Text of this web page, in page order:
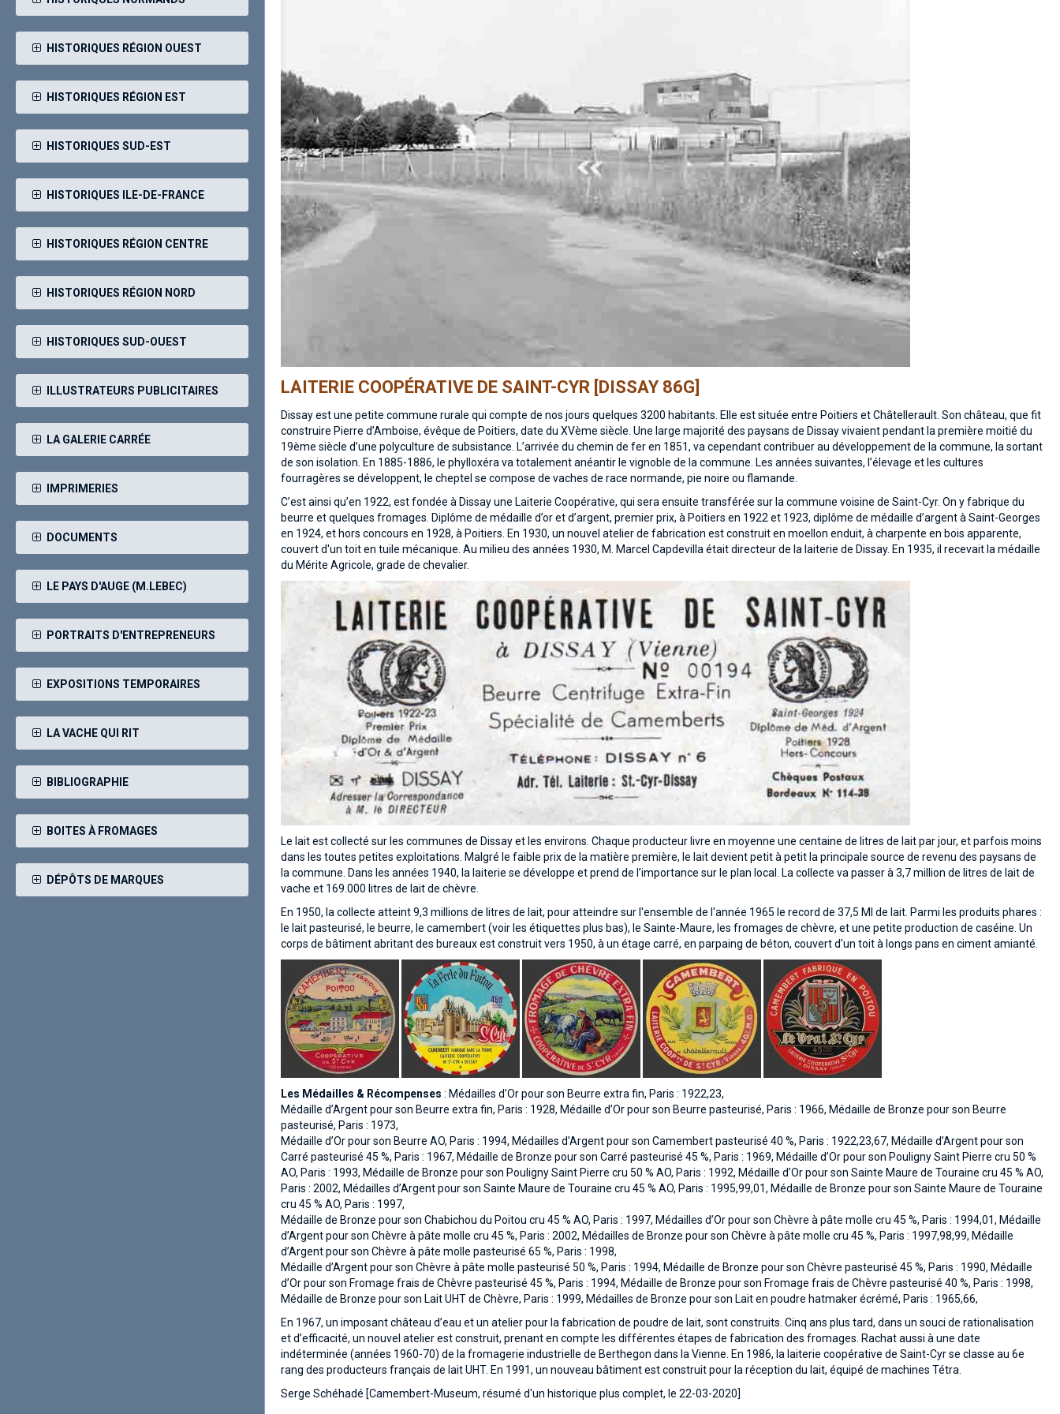
LAITERIE COOPÉRATIVE DE SAINT-CYR [DISSAY 86G]
Dissay est une petite commune rurale qui compte de nos jours quelques 3200 habitants. Elle est située entre Poitiers et Châtellerault. Son château, que fit
construire Pierre d’Amboise, évêque de Poitiers, date du XVème siècle. Une large majorité des paysans de Dissay vivaient pendant la première moitié du
19ème siècle d’une polyculture de subsistance. L’arrivée du chemin de fer en 1851, va cependant contribuer au développement de la commune, la sortant
de son isolation. En 1885-1886, le phylloxéra va totalement anéantir le vignoble de la commune. Les années suivantes, l’élevage et les cultures
fourragères se développent, le cheptel se compose de vaches de race normande, pie noire ou flamande.
C’est ainsi qu’en 1922, est fondée à Dissay une Laiterie Coopérative, qui sera ensuite transférée sur la commune voisine de Saint-Cyr. On y fabrique du
beurre et quelques fromages. Diplôme de médaille d’or et d’argent, premier prix, à Poitiers en 1922 et 1923, diplôme de médaille d’argent à Saint-Georges
en 1924, et hors concours en 1928, à Poitiers. En 1930, un nouvel atelier de fabrication est construit en moellon enduit, à charpente en bois apparente,
couvert d'un toit en tuile mécanique. Au milieu des années 1930, M. Marcel Capdevilla était directeur de la laiterie de Dissay. En 1935, il recevait la médaille
du Mérite Agricole, grade de chevalier.
Le lait est collecté sur les communes de Dissay et les environs. Chaque producteur livre en moyenne une centaine de litres de lait par jour, et parfois moins
dans les toutes petites exploitations. Malgré le faible prix de la matière première, le lait devient petit à petit la principale source de revenu des paysans de
la commune. Dans les années 1940, la laiterie se développe et prend de l’importance sur le plan local. La collecte va passer à 3,7 million de litres de lait de
vache et 169.000 litres de lait de chèvre.
En 1950, la collecte atteint 9,3 millions de litres de lait, pour atteindre sur l'ensemble de l'année 1965 le record de 37,5 Ml de lait. Parmi les produits phares :
le lait pasteurisé, le beurre, le camembert (voir les étiquettes plus bas), le Sainte-Maure, les fromages de chèvre, et une petite production de caséine. Un
corps de bâtiment abritant des bureaux est construit vers 1950, à un étage carré, en parpaing de béton, couvert d'un toit à longs pans en ciment amianté.
Les Médailles & Récompenses : Médailles d’Or pour son Beurre extra fin, Paris : 1922,23,
Médaille d’Argent pour son Beurre extra fin, Paris : 1928, Médaille d’Or pour son Beurre pasteurisé, Paris : 1966, Médaille de Bronze pour son Beurre
pasteurisé, Paris : 1973,
Médaille d’Or pour son Beurre AO, Paris : 1994, Médailles d’Argent pour son Camembert pasteurisé 40 %, Paris : 1922,23,67, Médaille d’Argent pour son
Carré pasteurisé 45 %, Paris : 1967, Médaille de Bronze pour son Carré pasteurisé 45 %, Paris : 1969, Médaille d’Or pour son Pouligny Saint Pierre cru 50 %
AO, Paris : 1993, Médaille de Bronze pour son Pouligny Saint Pierre cru 50 % AO, Paris : 1992, Médaille d’Or pour son Sainte Maure de Touraine cru 45 % AO,
Paris : 2002, Médailles d’Argent pour son Sainte Maure de Touraine cru 45 % AO, Paris : 1995,99,01, Médaille de Bronze pour son Sainte Maure de Touraine
cru 45 % AO, Paris : 1997,
Médaille de Bronze pour son Chabichou du Poitou cru 45 % AO, Paris : 1997, Médailles d’Or pour son Chèvre à pâte molle cru 45 %, Paris : 1994,01, Médaille
d’Argent pour son Chèvre à pâte molle cru 45 %, Paris : 2002, Médailles de Bronze pour son Chèvre à pâte molle cru 45 %, Paris : 1997,98,99, Médaille
d’Argent pour son Chèvre à pâte molle pasteurisé 65 %, Paris : 1998,
Médaille d’Argent pour son Chèvre à pâte molle pasteurisé 50 %, Paris : 1994, Médaille de Bronze pour son Chèvre pasteurisé 45 %, Paris : 1990, Médaille
d’Or pour son Fromage frais de Chèvre pasteurisé 45 %, Paris : 1994, Médaille de Bronze pour son Fromage frais de Chèvre pasteurisé 40 %, Paris : 1998,
Médaille de Bronze pour son Lait UHT de Chèvre, Paris : 1999, Médailles de Bronze pour son Lait en poudre hatmaker écrémé, Paris : 1965,66,
En 1967, un imposant château d’eau et un atelier pour la fabrication de poudre de lait, sont construits. Cinq ans plus tard, dans un souci de rationalisation
et d’efficacité, un nouvel atelier est construit, prenant en compte les différentes étapes de fabrication des fromages. Rachat aussi à une date
indéterminée (années 1960-70) de la fromagerie industrielle de Berthegon dans la Vienne. En 1986, la laiterie coopérative de Saint-Cyr se classe au 6e
rang des producteurs français de lait UHT. En 1991, un nouveau bâtiment est construit pour la réception du lait, équipé de machines Tétra.
Serge Schéhadé [Camembert-Museum, résumé d'un historique plus complet, le 22-03-2020]
HISTORIQUES RÉGION OUEST
HISTORIQUES RÉGION EST
HISTORIQUES SUD-EST
HISTORIQUES ILE-DE-FRANCE
HISTORIQUES RÉGION CENTRE
HISTORIQUES RÉGION NORD
HISTORIQUES SUD-OUEST
ILLUSTRATEURS PUBLICITAIRES
LA GALERIE CARRÉE
IMPRIMERIES
DOCUMENTS
LE PAYS D'AUGE (M.LEBEC)
PORTRAITS D'ENTREPRENEURS
EXPOSITIONS TEMPORAIRES
LA VACHE QUI RIT
BIBLIOGRAPHIE
BOITES À FROMAGES
DÉPÔTS DE MARQUES